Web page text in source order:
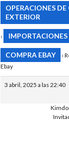
OPERACIONES
EXTERIOR
› IMPORTACIONES
COMPRA EBAY ›
Ebay
3 abril, 2025 a las 22:40